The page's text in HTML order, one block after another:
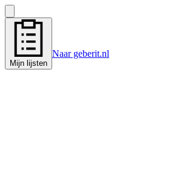
Mijn lijsten
Naar geberit.nl